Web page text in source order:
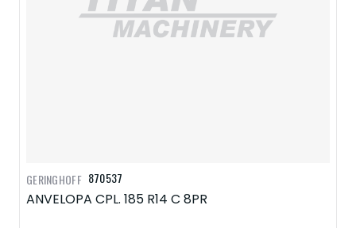
870537
ANVELOPA CPL. 185 R14 C 8PR
GERINGHOFF